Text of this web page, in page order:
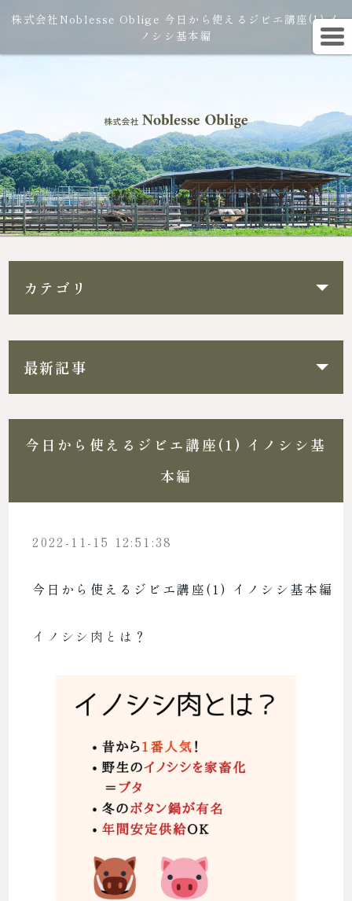
株式会社Noblesse Oblige 今日から使えるジビエ講座(1) イ
ノシシ基本編
カテゴリ
最新記事
今日から使えるジビエ講座(1) イノシシ基
本編
2022-11-15 12:51:38
今日から使えるジビエ講座(1) イノシシ基本編
イノシシ肉とは？